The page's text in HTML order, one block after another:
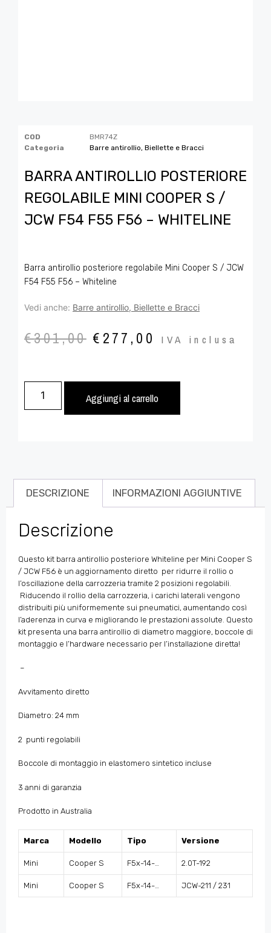
COD
BMR74Z
Categoria
Barre antirollio, Biellette e Bracci
BARRA ANTIROLLIO POSTERIORE
REGOLABILE MINI COOPER S /
JCW F54 F55 F56 – WHITELINE
Barra antirollio posteriore regolabile Mini Cooper S / JCW
F54 F55 F56 – Whiteline
Vedi anche: Barre antirollio, Biellette e Bracci
€301,00 € 277,00 IVA inclusa
Aggiungi al carrello
DESCRIZIONE INFORMAZIONI AGGIUNTIVE
Descrizione
Questo kit barra antirollio posteriore Whiteline per Mini Cooper S
/ JCW F56 è un aggiornamento diretto per ridurre il rollio o
l’oscillazione della carrozzeria tramite 2 posizioni regolabili.
Riducendo il rollio della carrozzeria, i carichi laterali vengono
distribuiti più uniformemente sui pneumatici, aumentando così
l’aderenza in curva e migliorando le prestazioni assolute. Questo
kit presenta una barra antirollio di diametro maggiore, boccole di
montaggio e l’hardware necessario per l’installazione diretta!
–
Avvitamento diretto
Diametro: 24 mm
2 punti regolabili
Boccole di montaggio in elastomero sintetico incluse
3 anni di garanzia
Prodotto in Australia
Marca Modello Tipo Versione
Mini Cooper S F5x-14-… 2.0T-192
Mini Cooper S F5x-14-… JCW-211 / 231